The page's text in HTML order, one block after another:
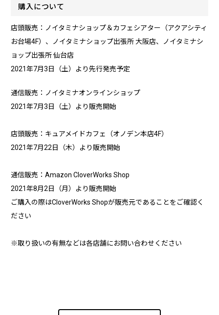
購入について
店頭販売：ノイタミナショップ＆カフェシアター（アクアシティ
お台場4F）、ノイタミナショップ出張所 大阪店、ノイタミナシ
ョップ出張所 仙台店
2021年7月3日（土）より先行発売予定
通信販売：ノイタミナオンラインショップ
2021年7月3日（土）より販売開始
店頭販売：キュアメイドカフェ（オノデン本店4F）
2021年7月22日（木）より販売開始
通信販売：Amazon CloverWorks Shop
2021年8月2日（月）より販売開始
ご購入の際はCloverWorks Shopが販売元であることをご確認く
ださい
※取り扱いの有無などは各店舗にお問い合わせください